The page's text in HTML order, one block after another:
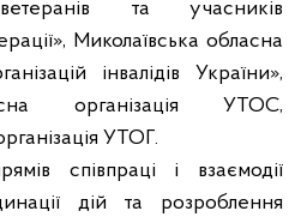
та учасників
Миколаївська обласна
інвалідів України»,
організація УТОС,
УТОГ.
співпраці і взаємодії
дій та розроблення